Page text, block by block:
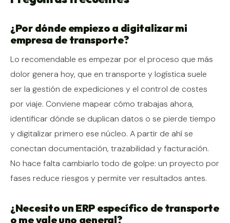
¿Por dónde empiezo a digitalizar mi
empresa de transporte?
Lo recomendable es empezar por el proceso que más
dolor genera hoy, que en transporte y logística suele
ser la gestión de expediciones y el control de costes
por viaje. Conviene mapear cómo trabajas ahora,
identificar dónde se duplican datos o se pierde tiempo
y digitalizar primero ese núcleo. A partir de ahí se
conectan documentación, trazabilidad y facturación.
No hace falta cambiarlo todo de golpe: un proyecto por
fases reduce riesgos y permite ver resultados antes.
¿Necesito un ERP específico de transporte
o me vale uno general?